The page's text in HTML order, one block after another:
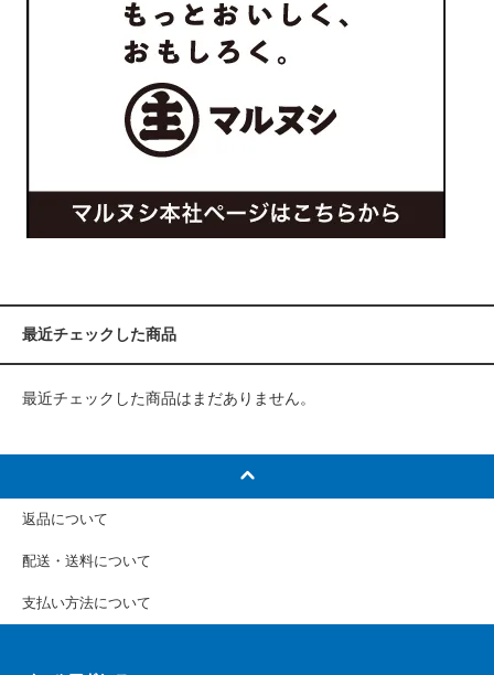
最近チェックした商品
最近チェックした商品はまだありません。
返品について
配送・送料について
支払い方法について